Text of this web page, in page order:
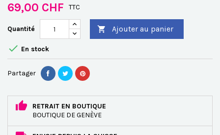
69,00 CHF TTC
Quantité  Ajouter au panier
 En stock
Partager
RETRAIT EN BOUTIQUE
BOUTIQUE DE GENÈVE